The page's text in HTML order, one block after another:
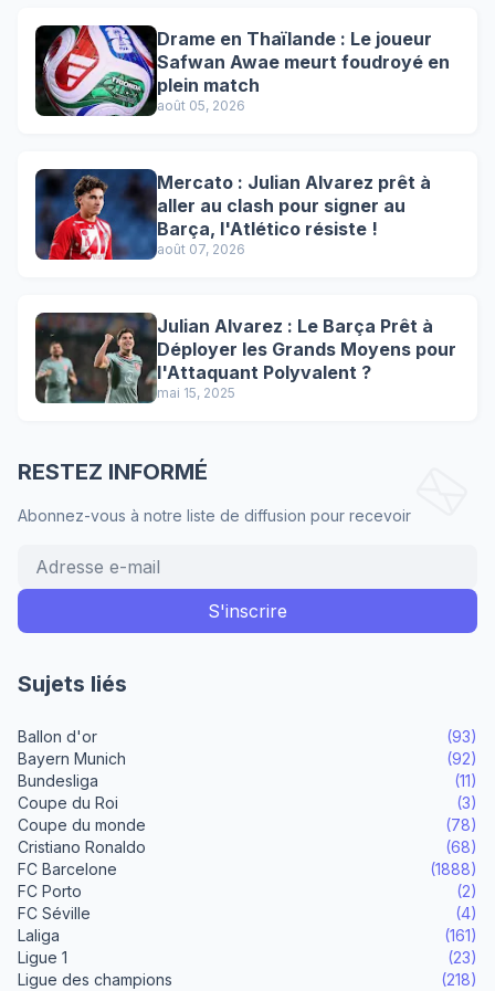
Drame en Thaïlande : Le joueur
Safwan Awae meurt foudroyé en
plein match
août 05, 2026
Mercato : Julian Alvarez prêt à
aller au clash pour signer au
Barça, l'Atlético résiste !
août 07, 2026
Julian Alvarez : Le Barça Prêt à
Déployer les Grands Moyens pour
l'Attaquant Polyvalent ?
mai 15, 2025
RESTEZ INFORMÉ
Abonnez-vous à notre liste de diffusion pour recevoir
Sujets liés
Ballon d'or
(93)
Bayern Munich
(92)
Bundesliga
(11)
Coupe du Roi
(3)
Coupe du monde
(78)
Cristiano Ronaldo
(68)
FC Barcelone
(1888)
FC Porto
(2)
FC Séville
(4)
Laliga
(161)
Ligue 1
(23)
Ligue des champions
(218)